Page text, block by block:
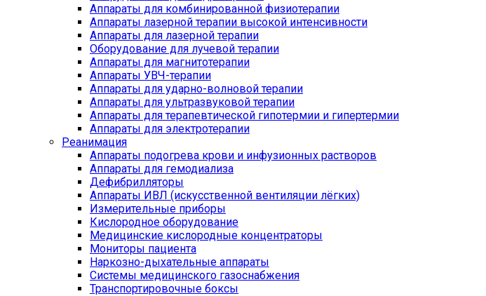
Аппараты для комбинированной физиотерапии
Аппараты лазерной терапии высокой интенсивности
Аппараты для лазерной терапии
Оборудование для лучевой терапии
Аппараты для магнитотерапии
Аппараты УВЧ-терапии
Аппараты для ударно-волновой терапии
Аппараты для ультразвуковой терапии
Аппараты для терапевтической гипотермии и гипертермии
Аппараты для электротерапии
Реанимация
Аппараты подогрева крови и инфузионных растворов
Аппараты для гемодиализа
Дефибрилляторы
Аппараты ИВЛ (искусственной вентиляции лёгких)
Измерительные приборы
Кислородное оборудование
Медицинские кислородные концентраторы
Мониторы пациента
Наркозно-дыхательные аппараты
Системы медицинского газоснабжения
Транспортировочные боксы